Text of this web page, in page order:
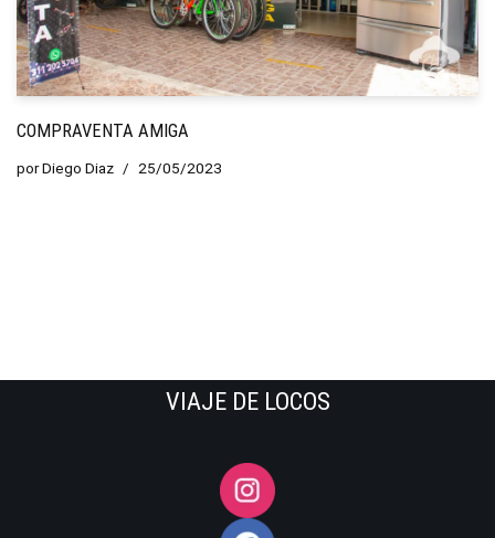
COMPRAVENTA AMIGA
porDiego Diaz 25/05/2023
VIAJE DE LOCOS